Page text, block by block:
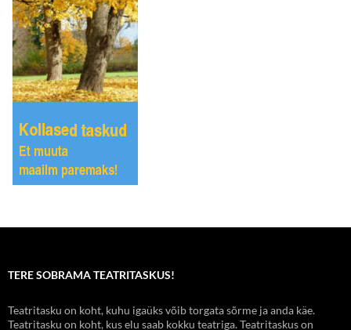
TERE SOBRAMA TEATRITASKUS!
Teatritasku on koht, kuhu igaüks võib torgata sõrme ja anda käe.
Teatritasku on koht, kus elu saab kokku teatriga. Teatritaskus on